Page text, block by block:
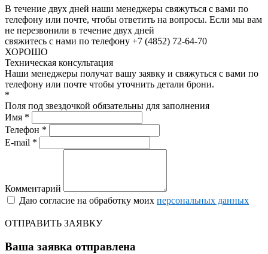
В течение двух дней наши менеджеры свяжуться с вами по
телефону или почте, чтобы ответить на вопросы. Если мы вам
не перезвонили в течение двух дней
свяжитесь с нами по телефону +7 (4852) 72-64-70
ХОРОШО
Техническая консультация
Наши менеджеры получат вашу заявку и свяжуться с вами по
телефону или почте чтобы уточнить детали брони.
*
Поля под звездочкой обязательны для заполнения
Имя *
Телефон *
E-mail *
Комментарий
Даю согласие на обработку моих персональных данных
ОТПРАВИТЬ ЗАЯВКУ
Ваша заявка отправлена